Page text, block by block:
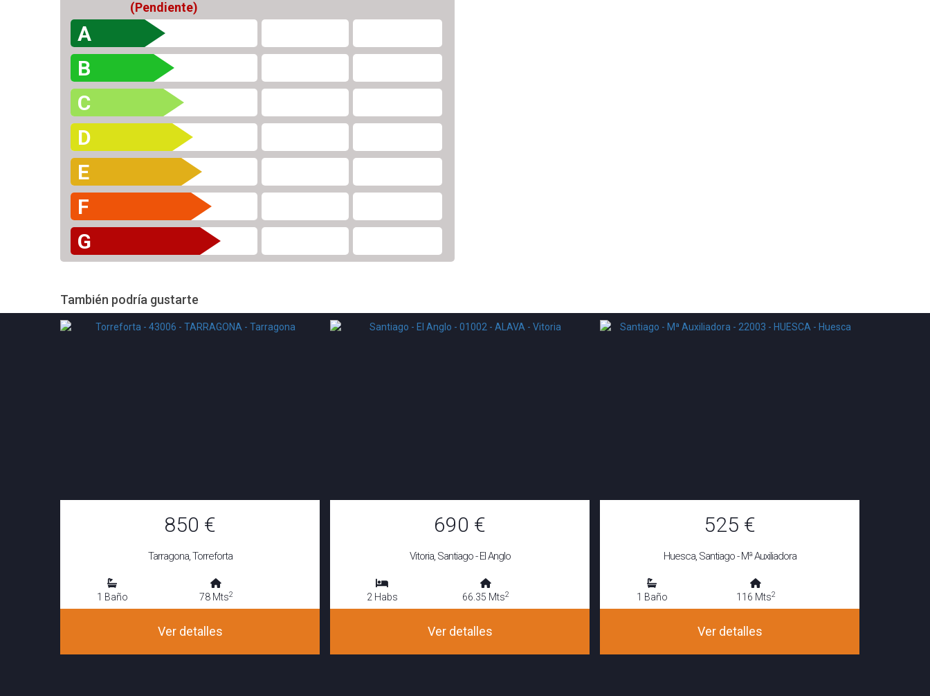
(Pendiente)
A
B
C
D
E
F
G
También podría gustarte
850 €
Tarragona, Torreforta
1 Baño 78 Mts2
Ver detalles
690 €
Vitoria, Santiago - El Anglo
2 Habs 66.35 Mts2
Ver detalles
525 €
Huesca, Santiago - Mª Auxiliadora
1 Baño 116 Mts2
Ver detalles